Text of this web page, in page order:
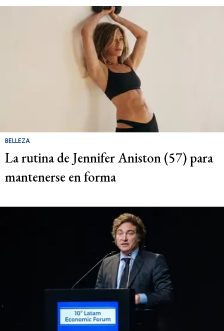
BELLEZA
La rutina de Jennifer Aniston (57) para
mantenerse en forma